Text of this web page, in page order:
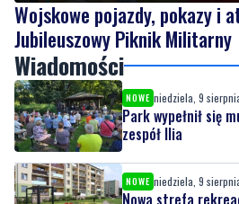
Wojskowe pojazdy, pokazy i
Jubileuszowy Piknik Militarny
Wiadomości
NOWE niedziela, 9
Park wypełnił się
zespół Ilia
NOWE niedziela, 9